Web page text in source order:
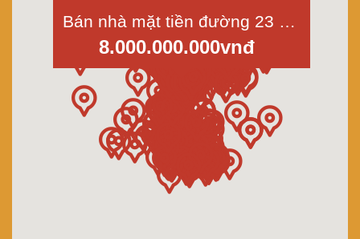
Bán nhà mặt tiền đường 23 khu Tên Lửa-Bình Trị Đông-Bình Tân dt 4,5x20m
8.000.000.000vnđ